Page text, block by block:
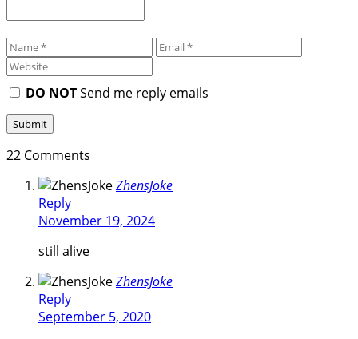
DO NOTSend me reply emails
22 Comments
ZhensJoke
Reply
November 19, 2024
still alive
ZhensJoke
Reply
September 5, 2020